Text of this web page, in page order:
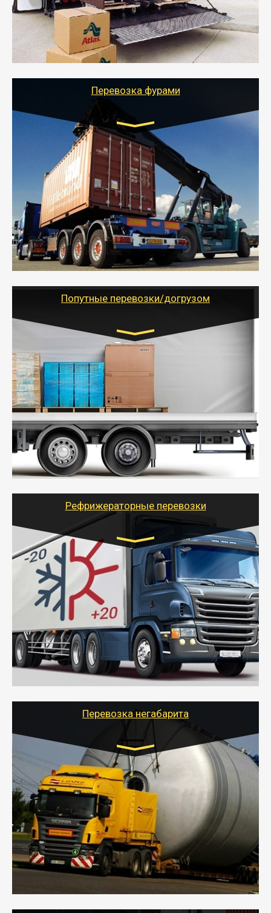
стоимости).
- Тайгер Логистик подберет автотранспорт, быстро и
качественно организует переезд к новому месту
службы или работы с гарантией сохранности груза и
оформлением документов, подтверждающих
Перевозка фурами
Транспорт:
Еврофура Тент от 5 до 10 тонн
грузоподъемность
от 10 000 руб. Возможен догруз
- Доставка фурой до 20 т возможна для больших
объемов грузов, упакованных в коробки, мешки,
паллеты и россыпью в самые отдаленные места
России с гарантией полной сохранности.
- Тайгер Логистик предоставляет услуги по
грузоперевозкам для физических и юридических лиц
Попутные перевозки/догрузом
Транспорт:
Газель (1,5 и 3 тонны), Бычок, Еврофура от 5 до
10 тонн
от 5000 руб. Возможен догруз
- Экономный способ доставить вещи от 200 кг в
другой город - догрузом или попутно. Попутные
грузоперевозки для физлиц, ИП и юрлиц обходятся
дешевле.
- Тайгер Логистик организует доставку
крупногабаритных и личных вещей по нужному
для погрузочно-разгрузочных работ при перевозке.
Рефрижераторные перевозки
Транспорт:
Газель (1,5 и 3 тонны), Бычок, Еврофура от 5 до
10 тонн
от 6000 руб.
- Рефрижераторные перевозки грузов с
соблюдением температурного режима, работающим
термописцем, санитарной обработкой кузова и мед.
книжкой у водителя.
- Тайгер Логистик поможет быстро перевезти
скоропортящиеся продукты в любой город России с
Перевозка негабарита
Цена за км. Рассчитывается
индивидуально
- Перевозка техники и негабаритных грузов
осуществляется после получения разрешения на
перевозку (обычно 7-14 дней).
- Тайгер Логистик в короткие сроки поможет вам
качественно и безопасно перевезти негабаритные
грузы по всей России тралом, манипулятором и
другим транспортом и подобрать оптимальный